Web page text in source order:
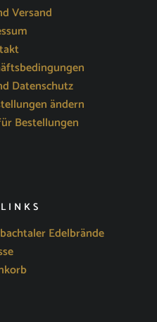
Versand
Datenschutz
ändern
Bestellungen
Edelbrände